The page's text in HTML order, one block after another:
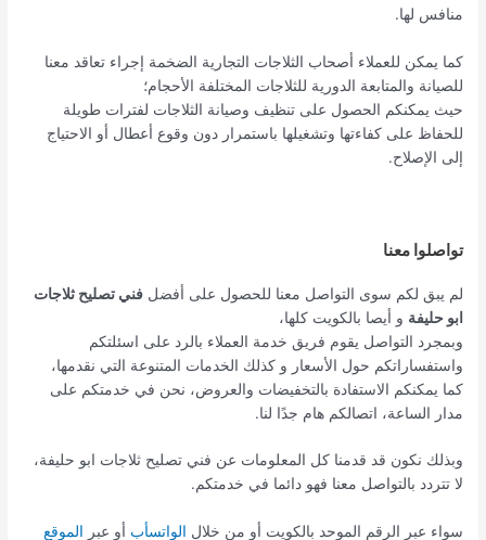
منافس لها.
كما يمكن للعملاء أصحاب الثلاجات التجارية الضخمة إجراء تعاقد معنا
للصيانة والمتابعة الدورية للثلاجات المختلفة الأحجام؛
حيث يمكنكم الحصول على تنظيف وصيانة الثلاجات لفترات طويلة
للحفاظ على كفاءتها وتشغيلها باستمرار دون وقوع أعطال أو الاحتياج
إلى الإصلاح.
تواصلوا معنا
لم يبق لكم سوى التواصل معنا للحصول على أفضلفني تصليح ثلاجات
ابو حليفة و أيصا بالكويت كلها،
وبمجرد التواصل يقوم فريق خدمة العملاء بالرد على اسئلتكم
واستفساراتكم حول الأسعار و كذلك الخدمات المتنوعة التي نقدمها،
كما يمكنكم الاستفادة بالتخفيضات والعروض، نحن في خدمتكم على
مدار الساعة، اتصالكم هام جدًا لنا.
وبذلك نكون قد قدمنا كل المعلومات عن فني تصليح ثلاجات ابو حليفة،
لا تتردد بالتواصل معنا فهو دائما في خدمتكم.
سواء عبر الرقم الموحد بالكويت أو من خلال الواتسأب أو عبر الموقع